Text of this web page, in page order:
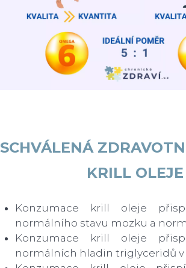
SCHVÁLENÁ
KRILL OLEJE
Konzumace krill oleje
normálního stavu mozku a
Konzumace krill oleje
normálních hladin triglyceridů v